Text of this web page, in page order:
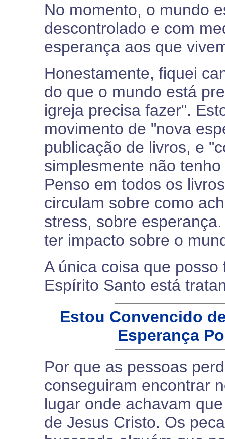
No momento, o mundo
descontrolado e com
esperança aos que
Honestamente, fiquei
do que o mundo está
igreja precisa fazer".
movimento de "nova
publicação de livros, e
simplesmente não
Penso em todos os
circulam sobre como
stress, sobre
ter impacto sobre o
A única coisa que
Espírito Santo está
Estou Convencido
Esperança
Por que as pessoas
conseguiram encontrar
lugar onde achavam
de Jesus Cristo. Os